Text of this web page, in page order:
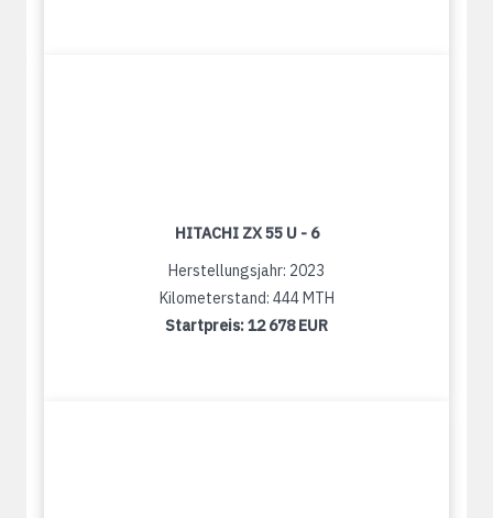
HITACHI ZX 55 U - 6
Herstellungsjahr: 2023
Kilometerstand: 444 MTH
Startpreis:12 678 EUR